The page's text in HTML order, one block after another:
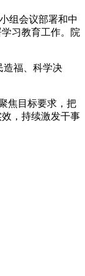
组会议部署和中
习教育工作。院
福、科学决
焦目标要求，把
，持续激发干事